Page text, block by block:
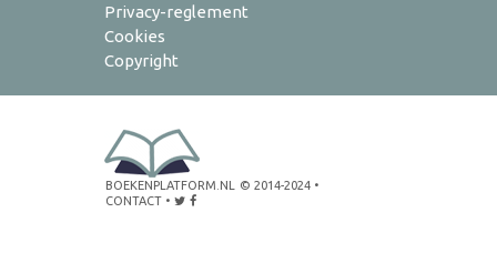
Privacy-reglement
Cookies
Copyright
BOEKENPLATFORM.NL © 2014-2024 •
CONTACT •